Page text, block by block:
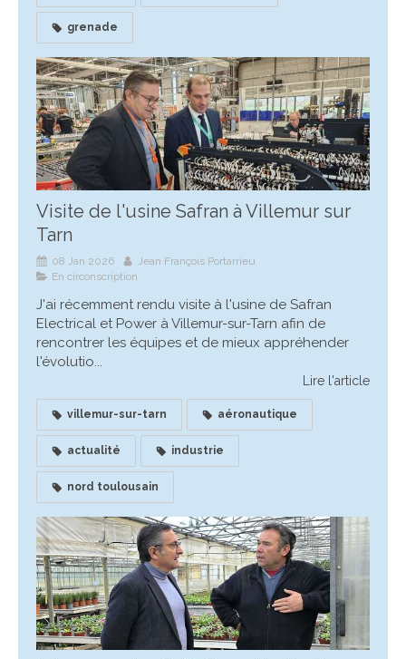
grenade
Visite de l'usine Safran à Villemur sur
Tarn
08 Jan 2026
Jean François Portarrieu
En circonscription
J'ai récemment rendu visite à l'usine de Safran
Electrical et Power à Villemur-sur-Tarn afin de
rencontrer les équipes et de mieux appréhender
l'évolutio...
Lire l'article
villemur-sur-tarn aéronautique
actualité industrie
nord toulousain